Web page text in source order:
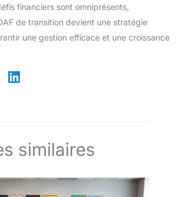
financiers sont omniprésents,
de transition devient une stratégie
une gestion efficace et une croissance
similaires